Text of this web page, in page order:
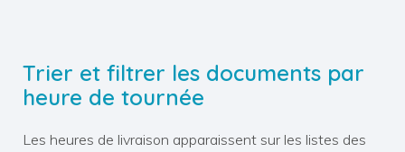
Trier et filtrer les documents par
heure de tournée
Les heures de livraison apparaissent sur les listes des